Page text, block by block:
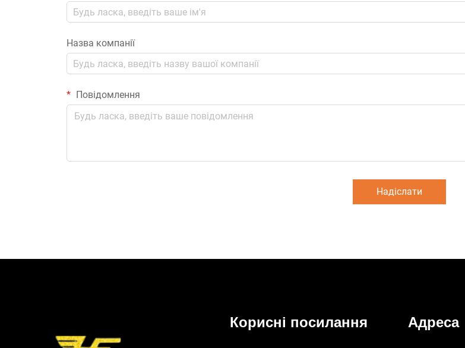
Назва компанії
Повідомлення
Надіслати
Корисні посилання Адреса